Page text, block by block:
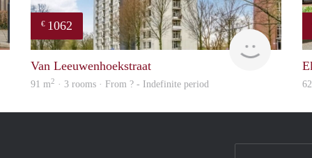
Woning
€ 1062
Woning
Van Leeuwenhoekstraat
91 m2 · 3 rooms · From ? - Indefinite period